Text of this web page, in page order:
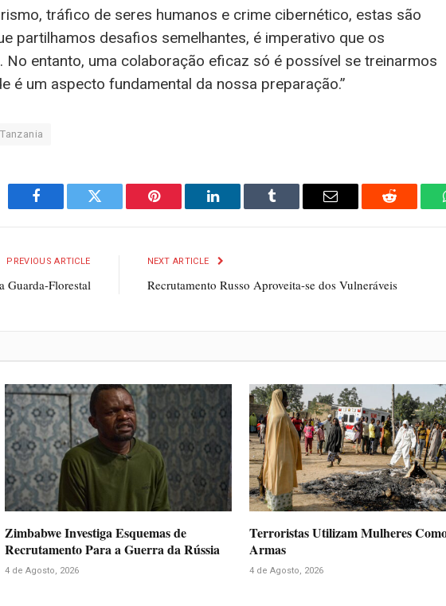
tráfico de seres humanos e crime cibernético, estas são
partilhamos desafios semelhantes, é imperativo que os
No entanto, uma colaboração eficaz só é possível se treinarmos
é um aspecto fundamental da nossa preparação.”
Tanzania
Facebook Twitter Pinterest LinkedIn Tumblr Email Reddit
PREVIOUS ARTICLE
Guarda-Florestal
NEXT ARTICLE
Recrutamento Russo Aproveita-se dos Vulneráveis
Zimbabwe Investiga Esquemas de
Recrutamento Para a Guerra da Rússia
4 de Agosto, 2026
Terroristas Utilizam Mulheres
Armas
4 de Agosto, 2026